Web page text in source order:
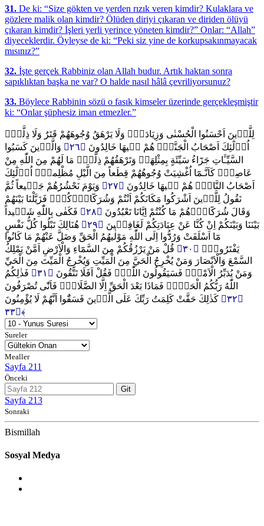
31. De ki: “Size gökten ve yerden rızık veren kimdir? Kulaklara ve
gözlere malik olan kimdir? Ölüden diriyi çıkaran ve diriden ölüyü
çıkaran kimdir? İşleri yerli yerince yöneten kimdir?” Onlar: “Allah”
diyeceklerdir. Öyleyse de ki: “Peki siz yine de korkupsakınmayacak
mısınız?”
32. İşte gerçek Rabbiniz olan Allah budur. Artık haktan sonra
sapıklıktan başka ne var? O halde nasıl hâlâ çevriliyorsunuz?
33. Böylece Rabbinin sözü o fasık kimseler üzerinde gerçekleşmiştir
ki: “Onlar şüphesiz iman etmezler.”
لِلَّذ۪ينَ اَحْسَنُوا الْحُسْنٰى وَزِيَادَةٌۜ وَلَا يَرْهَقُ وُجُوهَهُمْ قَتَرٌ وَلَا ذِلَّةٌۜ
اُو۬لٰٓئِكَ اَصْحَابُ الْجَنَّةِۚ هُمْ ف۪يهَا خَالِدُونَ ﴿٢٦﴾
وَالَّذ۪ينَ كَسَبُوا
السَّيِّـَٔاتِ جَزَٓاءُ سَيِّئَةٍ بِمِثْلِهَاۙ وَتَرْهَقُهُمْ ذِلَّةٌۜ مَا لَهُمْ مِنَ اللّٰهِ مِنْ
عَاصِمٍۚ كَاَنَّـمَٓا اُغْشِيَتْ وُجُوهُهُمْ قِطَعاً مِنَ الَّيْلِ مُظْلِماًۜ اُو۬لٰٓئِكَ
اَصْحَابُ النَّارِۚ هُمْ ف۪يهَا خَالِدُونَ ﴿٢٧﴾
وَيَوْمَ نَحْشُرُهُمْ جَم۪يعاً ثُمَّ
نَقُولُ لِلَّذ۪ينَ اَشْرَكُوا مَكَانَكُمْ اَنْتُمْ وَشُرَكَٓاؤُ۬كُمْۚ فَزَيَّلْنَا بَيْنَهُمْ
وَقَالَ شُرَكَٓاؤُ۬هُمْ مَا كُنْتُمْ اِيَّانَا تَعْبُدُونَ ﴿٢٨﴾
فَكَفٰى بِاللّٰهِ شَه۪يداً
بَيْنَنَا وَبَيْنَكُمْ اِنْ كُنَّا عَنْ عِبَادَتِكُمْ لَغَافِل۪ينَ ﴿٢٩﴾
هُنَالِكَ تَبْلُوا كُلُّ نَفْسٍ
مَٓا اَسْلَفَتْ وَرُدُّٓوا اِلَى اللّٰهِ مَوْلٰيهُمُ الْحَقِّ وَضَلَّ عَنْهُمْ مَا كَانُوا
يَفْتَرُونَ۟ ﴿٣٠﴾
قُلْ مَنْ يَرْزُقُكُمْ مِنَ السَّمَٓاءِ وَالْاَرْضِ اَمَّنْ يَمْلِكُ
السَّمْعَ وَالْاَبْصَارَ وَمَنْ يُخْرِجُ الْحَيَّ مِنَ الْمَيِّتِ وَيُخْرِجُ الْمَيِّتَ مِنَ الْحَيِّ
وَمَنْ يُدَبِّرُ الْاَمْرَۜ فَسَيَقُولُونَ اللّٰهُۚ فَقُلْ اَفَلَا تَتَّقُونَ ﴿٣١﴾
فَذٰلِكُمُ
اللّٰهُ رَبُّكُمُ الْحَقُّۚ فَمَاذَا بَعْدَ الْحَقِّ اِلَّا الضَّلَالُۚ فَاَنّٰى تُصْرَفُونَ
﴿٣٢﴾
كَذٰلِكَ حَقَّتْ كَلِمَتُ رَبِّكَ عَلَى الَّذ۪ينَ فَسَقُٓوا اَنَّهُمْ لَا يُؤْمِنُونَ
﴿٣٣﴾
Sureler
Mealler
Sayfa 211
Önceki
Git
Sayfa 213
Sonraki
Bismillah
Sosyal Medya